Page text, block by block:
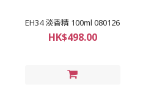
EH34 淡香精 100ml 080126
HK$498.00